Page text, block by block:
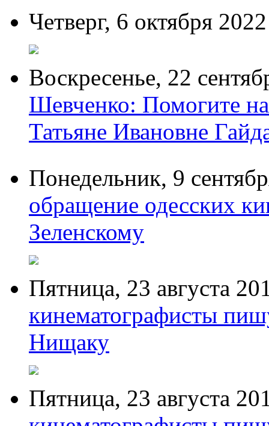
Четверг, 6 октября 2022
Воскресенье, 22
Шевченко: Помогите
Татьяне Ивановне